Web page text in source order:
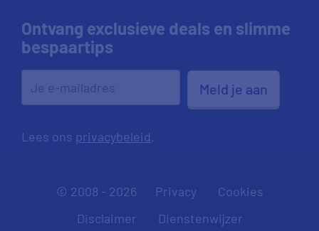
Ontvang exclusieve deals en slimme
bespaartips
Meld je aan
Lees ons privacybeleid.
© 2008 - 2026 Privacy
Cookies
Disclaimer
Dienstenwijzer